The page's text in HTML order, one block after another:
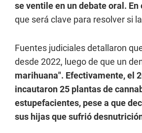
se ventile en un debate oral.
que será clave para resolver si
Fuentes judiciales detallaron
desde 2022, luego de que un
marihuana". Efectivamente, el
incautaron 25 plantas de
estupefacientes, pese a que
sus hijas que sufrió